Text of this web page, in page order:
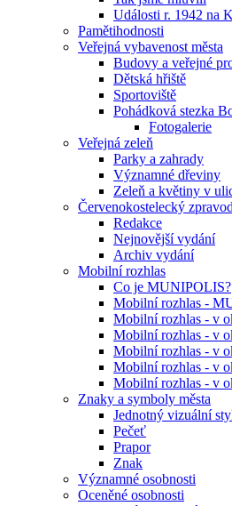
Události r. 1942 na
Pamětihodnosti
Veřejná vybavenost města
Budovy a veřejné
Dětská hřiště
Sportoviště
Pohádková stezka
Fotogalerie
Veřejná zeleň
Parky a zahrady
Významné dřeviny
Zeleň a květiny v
Červenokostelecký
Redakce
Nejnovější vydání
Archiv vydání
Mobilní rozhlas
Co je MUNIPOLIS?
Mobilní rozhlas -
Mobilní rozhlas - v
Mobilní rozhlas - v
Mobilní rozhlas - v
Mobilní rozhlas - v
Mobilní rozhlas - v
Znaky a symboly města
Jednotný vizuální
Pečeť
Prapor
Znak
Významné osobnosti
Oceněné osobnosti